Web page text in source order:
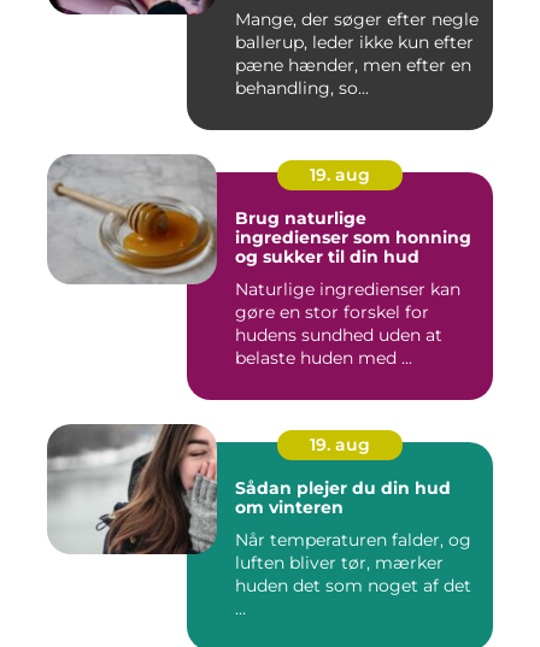
Mange, der søger efter negle
ballerup, leder ikke kun efter
pæne hænder, men efter en
behandling, so...
19. aug
Brug naturlige
ingredienser som honning
og sukker til din hud
Naturlige ingredienser kan
gøre en stor forskel for
hudens sundhed uden at
belaste huden med ...
19. aug
Sådan plejer du din hud
om vinteren
Når temperaturen falder, og
luften bliver tør, mærker
huden det som noget af det
...